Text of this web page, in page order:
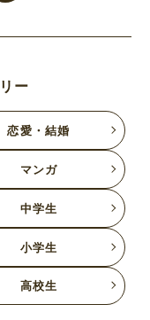
ー
恋愛・結婚
マンガ
中学生
小学生
高校生